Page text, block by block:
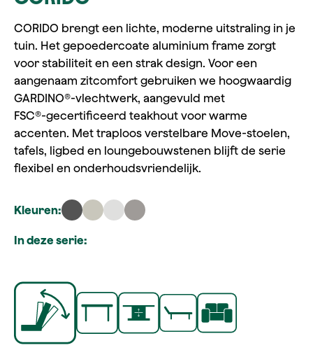
CORIDO brengt een lichte, moderne uitstraling in je
tuin. Het gepoedercoate aluminium frame zorgt
voor stabiliteit en een strak design. Voor een
aangenaam zitcomfort gebruiken we hoogwaardig
GARDINO®‑vlechtwerk, aangevuld met
FSC®‑gecertificeerd teakhout voor warme
accenten. Met traploos verstelbare Move‑stoelen,
tafels, ligbed en loungebouwstenen blijft de serie
flexibel en onderhoudsvriendelijk.
Kleuren:
In deze serie: